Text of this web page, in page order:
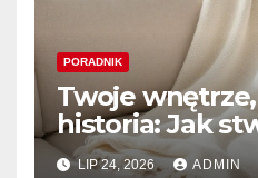
PORADNIK
Twoje
historia: Jak
który
LIP 24, 2026 ADMIN